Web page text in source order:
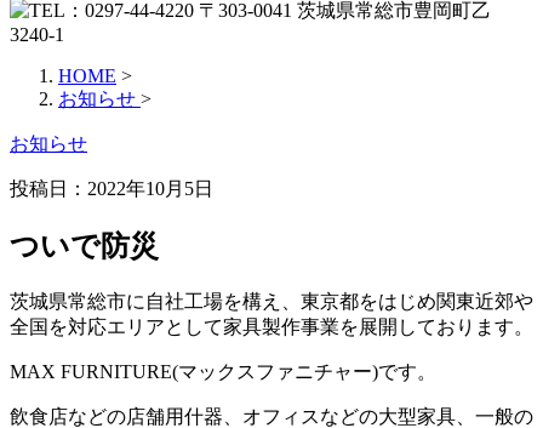
HOME >
お知らせ >
お知らせ
投稿日： 2022年10月5日
ついで防災
茨城県常総市に自社工場を構え、東京都をはじめ関東近郊や
全国を対応エリアとして家具製作事業を展開しております。
MAX FURNITURE(マックスファニチャー)です。
飲食店などの店舗用什器、オフィスなどの大型家具、一般の